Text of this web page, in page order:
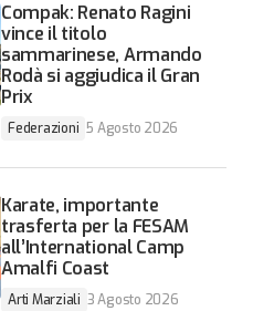
Compak: Renato Ragini
vince il titolo
sammarinese, Armando
Rodà si aggiudica il Gran
Prix
Federazioni 5 Agosto 2026
Karate, importante
trasferta per la FESAM
all’International Camp
Amalfi Coast
Arti Marziali 3 Agosto 2026